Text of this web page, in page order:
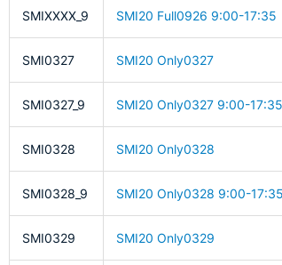
SMIXXXX_9 SMI20 Full0926 9:00-17:35
SMI0327 SMI20 Only0327
SMI0327_9 SMI20 Only0327 9:00-17:35
SMI0328 SMI20 Only0328
SMI0328_9 SMI20 Only0328 9:00-17:35
SMI0329 SMI20 Only0329